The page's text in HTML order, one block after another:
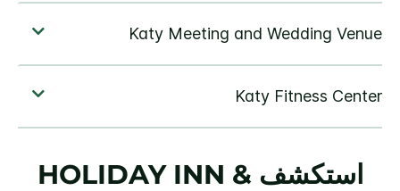
استكشف HOLIDAY INN &